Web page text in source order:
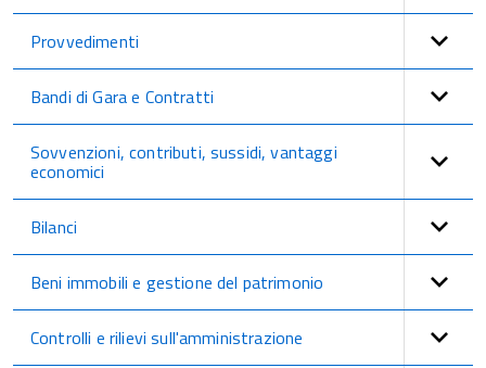
Provvedimenti
Bandi di Gara e Contratti
Sovvenzioni, contributi, sussidi, vantaggi
economici
Bilanci
Beni immobili e gestione del patrimonio
Controlli e rilievi sull'amministrazione